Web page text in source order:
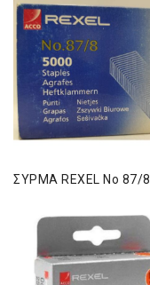
ΣΥΡΜΑ REXEL No 87/8